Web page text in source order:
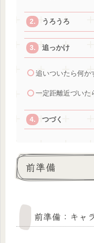
うろうろ
追っかけ
追いついたら何か
一定距離近づいた
つづく
前準備
前準備：キャ